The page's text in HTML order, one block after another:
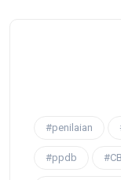
#penilaian
#ppdb